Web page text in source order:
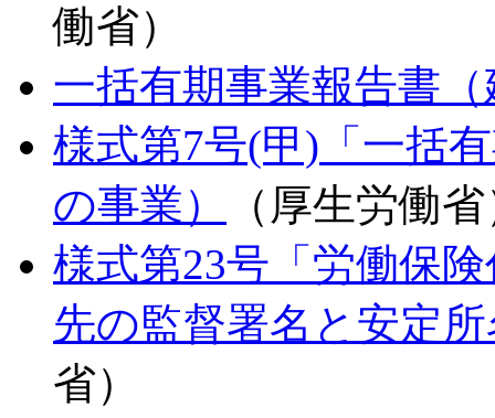
働省）
一括有期事業報告書
様式第7号(甲)「一括
の事業）
（厚生労働
様式第23号「労働保
先の監督署名と安定
省）